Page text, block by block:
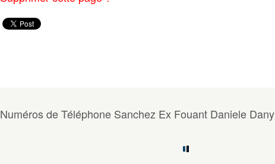
Numéros de Téléphone Sanchez Ex Fouant Daniele Dany